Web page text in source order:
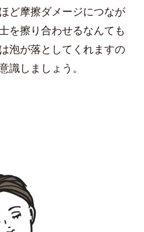
ど摩擦ダメージにつなが
を擦り合わせるなんても
泡が落としてくれますの
識しましょう。